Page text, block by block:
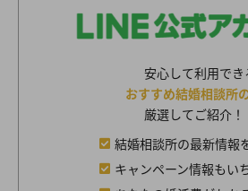
安心して利用でき
おすすめ結婚相談所
厳選してご紹介！
結婚相談所の最新情報
キャンペーン情報もい